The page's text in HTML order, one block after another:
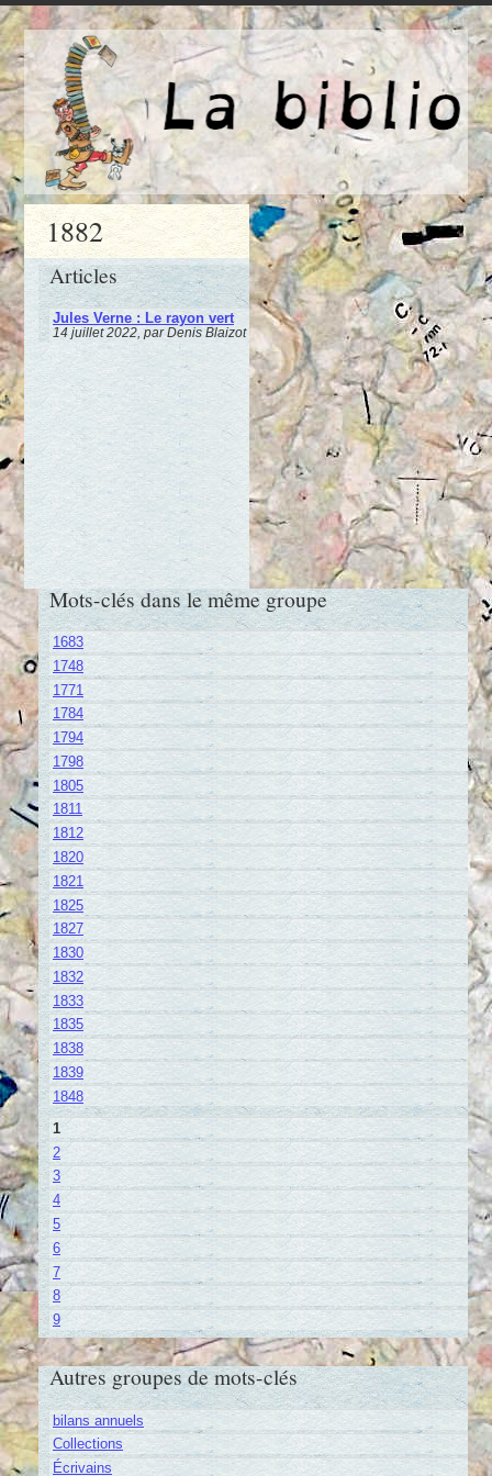
1882
Articles
Jules Verne : Le rayon vert
14 juillet 2022, par Denis Blaizot
Mots-clés dans le même groupe
1683
1748
1771
1784
1794
1798
1805
1811
1812
1820
1821
1825
1827
1830
1832
1833
1835
1838
1839
1848
1
2
3
4
5
6
7
8
9
Autres groupes de mots-clés
bilans annuels
Collections
Écrivains